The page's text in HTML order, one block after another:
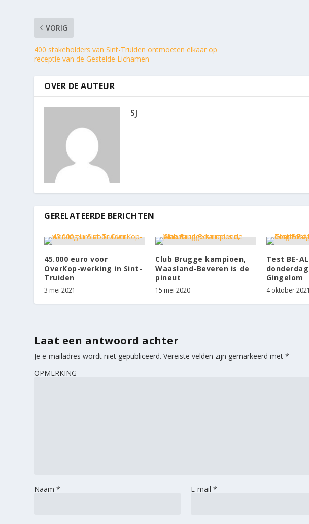
VORIG
400 stakeholders van Sint-Truiden ontmoeten elkaar op
receptie van de Gestelde Lichamen
OVER DE AUTEUR
SJ
GERELATEERDE BERICHTEN
45.000 euro voor
OverKop-werking in Sint-
Truiden
3 mei 2021
Club Brugge kampioen,
Waasland-Beveren is de
pineut
15 mei 2020
Test BE-
Gingelom
4 oktober 2021
Laat een antwoord achter
Je e-mailadres wordt niet gepubliceerd. Vereiste velden zijn gemarkeerd met*
OPMERKING
Naam* E-mail *